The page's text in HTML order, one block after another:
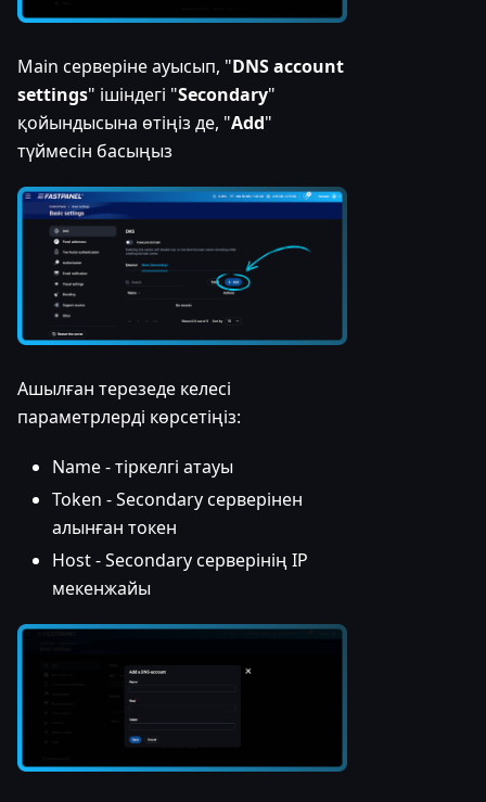
Main серверіне ауысып, "DNS account
settings" ішіндегі "Secondary"
қойындысына өтіңіз де, "Add"
түймесін басыңыз
Ашылған терезеде келесі
параметрлерді көрсетіңіз:
Name - тіркелгі атауы
Token - Secondary серверінен
алынған токен
Host - Secondary серверінің IP
мекенжайы